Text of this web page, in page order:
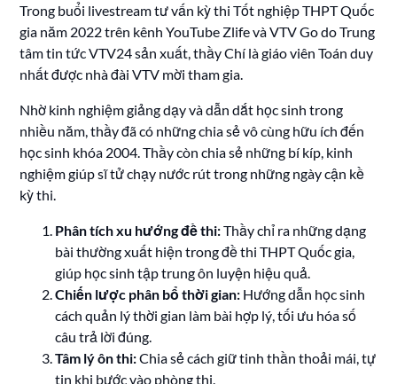
Trong buổi livestream tư vấn kỳ thi Tốt nghiệp THPT Quốc
gia năm 2022 trên kênh YouTube Zlife và VTV Go do Trung
tâm tin tức VTV24 sản xuất, thầy Chí là giáo viên Toán duy
nhất được nhà đài VTV mời tham gia.
Nhờ kinh nghiệm giảng dạy và dẫn dắt học sinh trong
nhiều năm, thầy đã có những chia sẻ vô cùng hữu ích đến
học sinh khóa 2004. Thầy còn chia sẻ những bí kíp, kinh
nghiệm giúp sĩ tử chạy nước rút trong những ngày cận kề
kỳ thi.
Phân tích xu hướng đề thi:Thầy chỉ ra những dạng
bài thường xuất hiện trong đề thi THPT Quốc gia,
giúp học sinh tập trung ôn luyện hiệu quả.
Chiến lược phân bổ thời gian: Hướng dẫn học sinh
cách quản lý thời gian làm bài hợp lý, tối ưu hóa số
câu trả lời đúng.
Tâm lý ôn thi:Chia sẻ cách giữ tinh thần thoải mái, tự
tin khi bước vào phòng thi.